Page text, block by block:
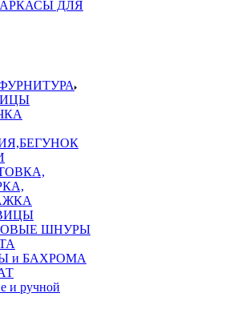
ДЛЯ
ШНУРЫ
и БАХРОМА
и ручной